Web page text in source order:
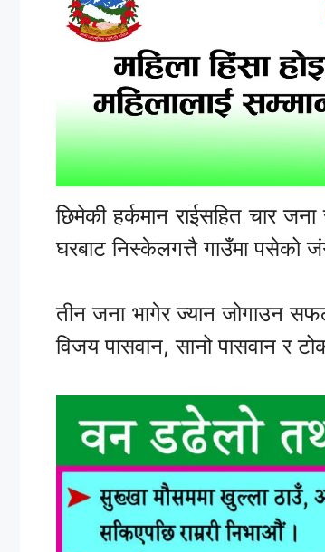
छिमेकी हर्कमान राईसहित चार
घरबाट निस्केलगत्तै गाउँमा पसेको
तीन जना भागेर ज्यान जोगाउन
विजय पासवान, सानो पासवान र